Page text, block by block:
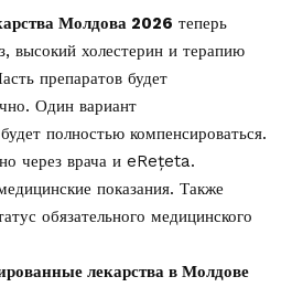
Молдова 2026 теперь
высокий холестерин и терапию
препаратов будет
Один вариант
полностью компенсироваться.
через врача и eRețeta.
показания. Также
обязательного медицинского
лекарства в Молдове